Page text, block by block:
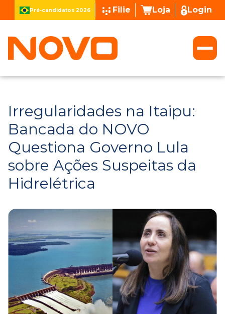
Pré-candidatos 2026 Filie Loja Login
Irregularidades na Itaipu:
Bancada do NOVO
Questiona Governo Lula
sobre Ações Suspeitas da
Hidrelétrica